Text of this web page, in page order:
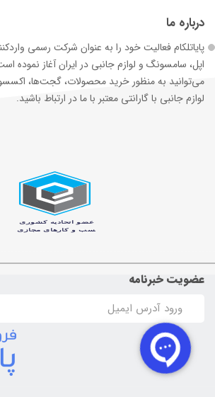
درباره ما
پایاتلکام فعالیت خود را به عنوان شرکت رسمی
اپل، سامسونگ و لوازم جانبی در ایران آغاز نموده
می‌توانید به منظور خرید محصولات، گجت‌ها،
لوازم جانبی با گارانتی معتبر با ما در ارتباط باشید.
عضویت خبرنامه